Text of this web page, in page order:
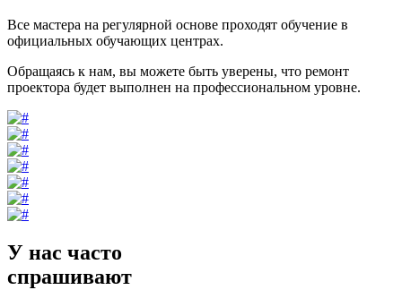
Все мастера на регулярной основе проходят обучение в
официальных обучающих центрах.
Обращаясь к нам, вы можете быть уверены, что ремонт
проектора будет выполнен на профессиональном уровне.
У нас часто
спрашивают